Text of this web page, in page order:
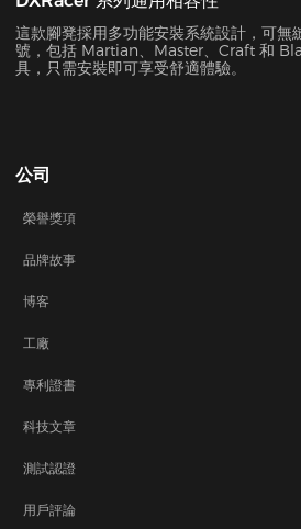
這款腳凳採用多功能安裝系統設計，可無
號，包括 Martian、Master、Craft 和
具，只需安裝即可享受舒適體驗。
公司
榮譽獎項
品牌故事
博客
工廠
專利證書
科技文章
測試認證
用戶評論